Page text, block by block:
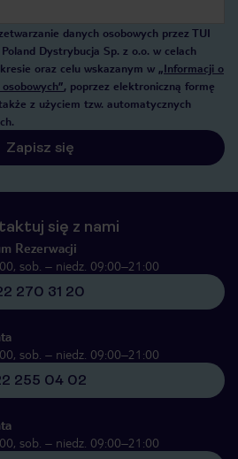
danych osobowych przez TUI
Dystrybucja Sp. z o.o. w celach
oraz celu wskazanym w „Informacji o
, poprzez elektroniczną formę
z użyciem tzw. automatycznych
Zapisz się
się z nami
Rezerwacji
sob. – niedz. 09:00–21:00
270 31 20
sob. – niedz. 09:00–21:00
255 04 02
sob. – niedz. 09:00–21:00